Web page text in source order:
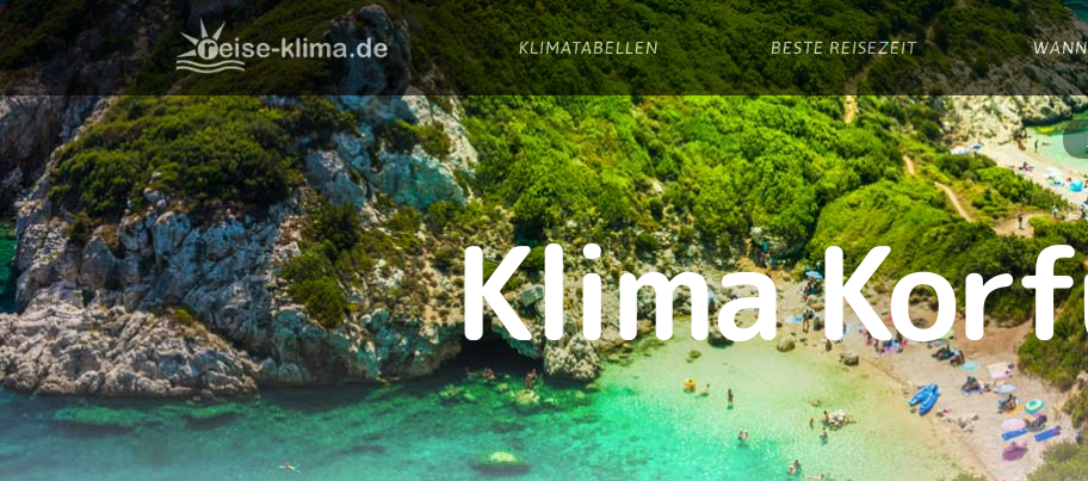
KLIMATABELLEN BESTE REISEZEIT
Klima